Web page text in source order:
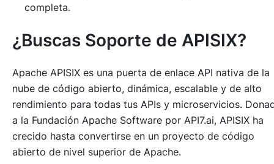
completa.
¿Buscas Soporte de APISIX?
Apache APISIX es una puerta de enlace API nativa de la
nube de código abierto, dinámica, escalable y de alto
rendimiento para todas tus APIs y microservicios.
a la Fundación Apache Software por API7.ai, APISIX ha
crecido hasta convertirse en un proyecto de código
abierto de nivel superior de Apache.